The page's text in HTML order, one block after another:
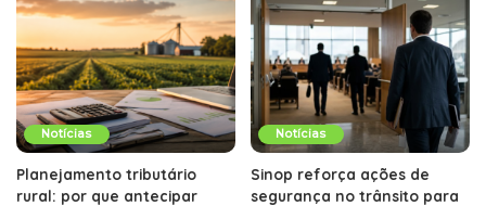
Notícias
Planejamento tributário
rural: por que antecipar
Notícias
Sinop reforça ações de
segurança no trânsito para